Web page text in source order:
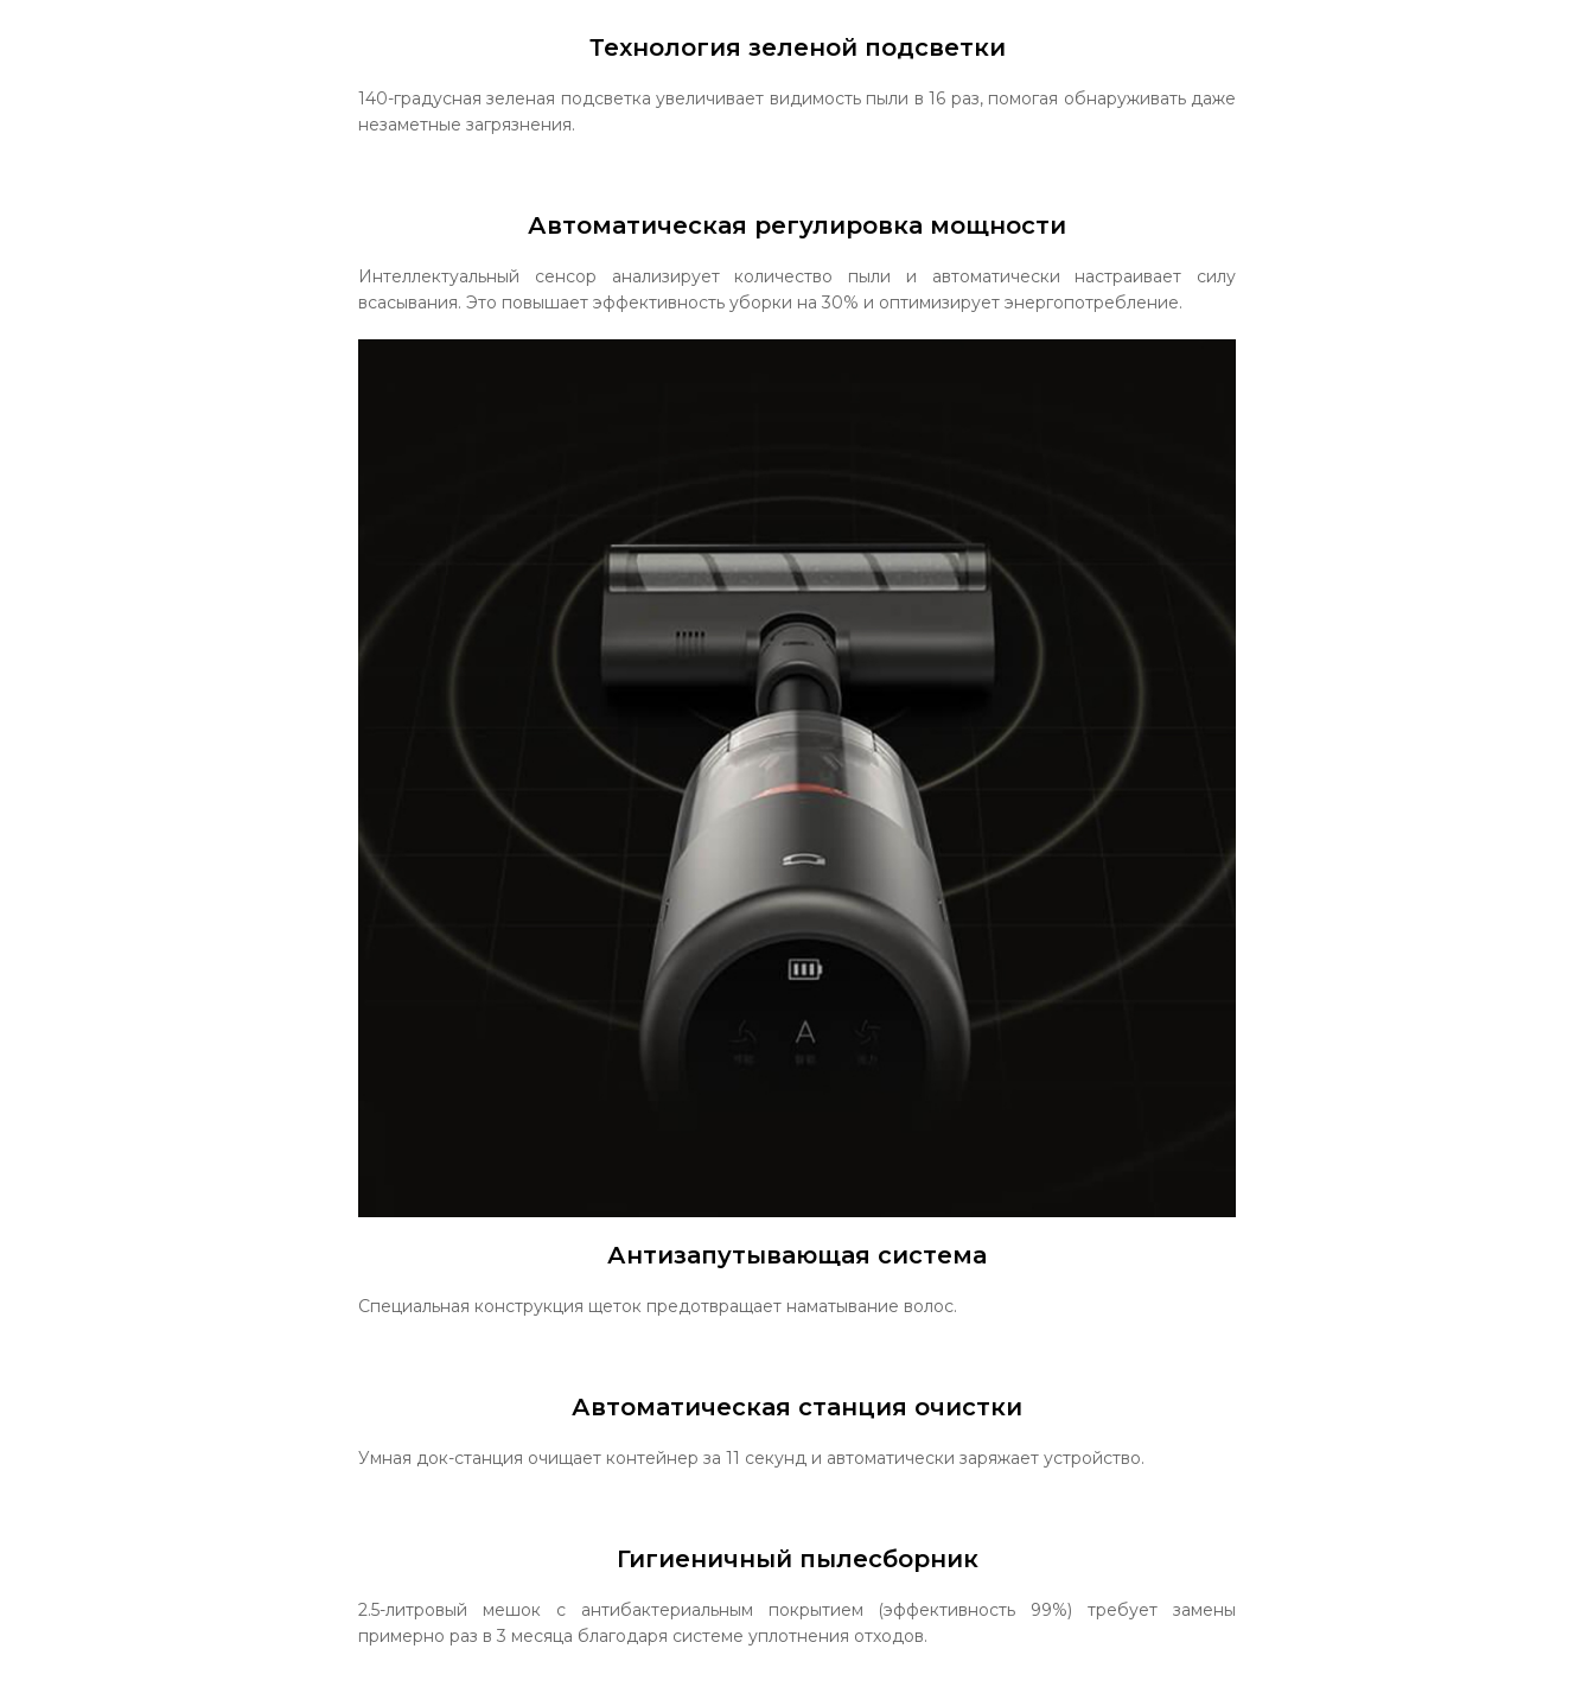
Технология зеленой подсветки
140-градусная зеленая подсветка увеличивает видимость пыли в 16 раз, помогая обнаруживать даже
незаметные загрязнения.
Автоматическая регулировка мощности
Интеллектуальный сенсор анализирует количество пыли и автоматически настраивает силу
всасывания. Это повышает эффективность уборки на 30% и оптимизирует энергопотребление.
Антизапутывающая система
Специальная конструкция щеток предотвращает наматывание волос.
Автоматическая станция очистки
Умная док-станция очищает контейнер за 11 секунд и автоматически заряжает устройство.
Гигиеничный пылесборник
2.5-литровый мешок с антибактериальным покрытием (эффективность 99%) требует замены
примерно раз в 3 месяца благодаря системе уплотнения отходов.